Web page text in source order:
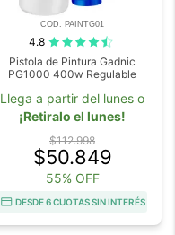
COD. PAINTG01
4.8
Pistola de Pintura Gadnic
PG1000 400w Regulable
Llega a partir del lunes o
¡Retiralo el lunes!
$112.998
$50.849
55% OFF
DESDE 6 CUOTAS SIN INTERÉS